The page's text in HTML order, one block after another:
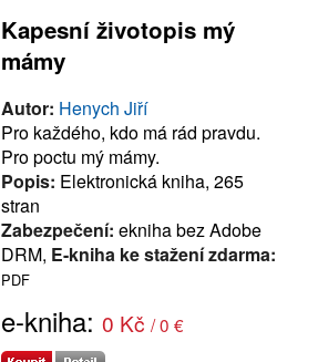
Kapesní životopis mý
mámy
Autor: Henych Jiří
Pro každého, kdo má rád pravdu.
Pro poctu mý mámy.
Popis: Elektronická kniha, 265
stran
Zabezpečení: ekniha bez Adobe
DRM, E-kniha ke stažení zdarma:
PDF
e-kniha: 0 Kč / 0 €